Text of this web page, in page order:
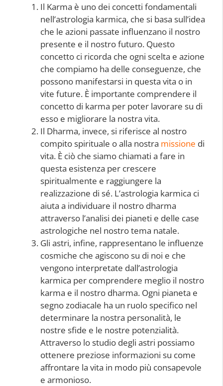
Il Karma è uno dei concetti fondamentali
nell’astrologia karmica, che si basa sull’idea
che le azioni passate influenzano il nostro
presente e il nostro futuro. Questo
concetto ci ricorda che ogni scelta e azione
che compiamo ha delle conseguenze, che
possono manifestarsi in questa vita o in
vite future. È importante comprendere il
concetto di karma per poter lavorare su di
esso e migliorare la nostra vita.
Il Dharma, invece, si riferisce al nostro
compito spirituale o alla nostra missione di
vita. È ciò che siamo chiamati a fare in
questa esistenza per crescere
spiritualmente e raggiungere la
realizzazione di sé. L’astrologia karmica ci
aiuta a individuare il nostro dharma
attraverso l’analisi dei pianeti e delle case
astrologiche nel nostro tema natale.
Gli astri, infine, rappresentano le influenze
cosmiche che agiscono su di noi e che
vengono interpretate dall’astrologia
karmica per comprendere meglio il nostro
karma e il nostro dharma. Ogni pianeta e
segno zodiacale ha un ruolo specifico nel
determinare la nostra personalità, le
nostre sfide e le nostre potenzialità.
Attraverso lo studio degli astri possiamo
ottenere preziose informazioni su come
affrontare la vita in modo più consapevole
e armonioso.